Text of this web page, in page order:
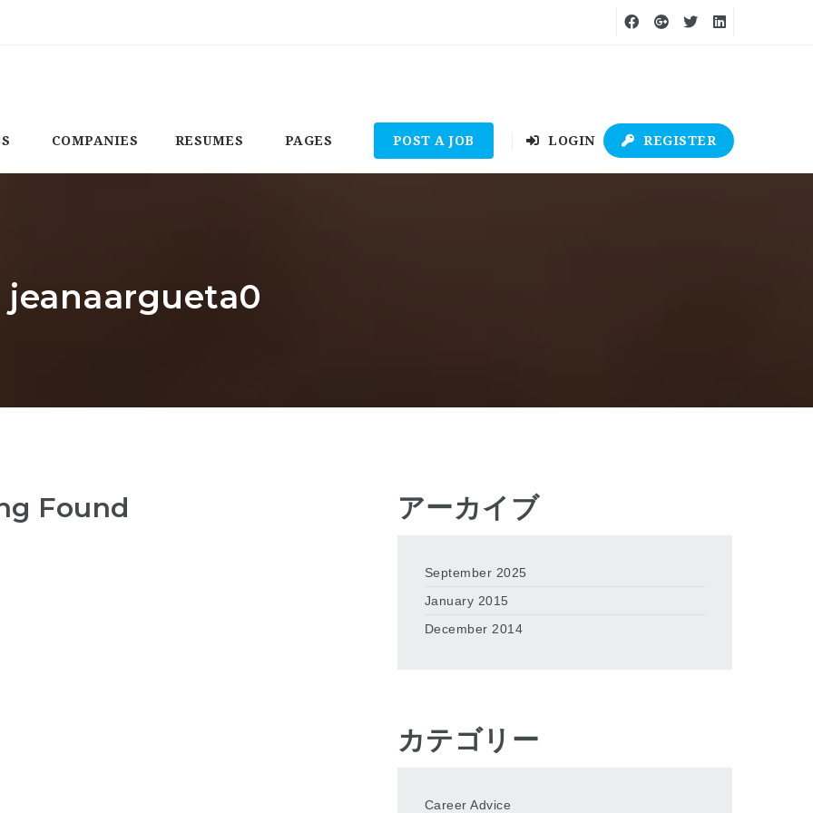
COMPANIES RESUMES PAGES POST A JOB LOGIN REGISTER
Found アーカイブ
September 2025
January 2015
December 2014
カテゴリー
Career Advice